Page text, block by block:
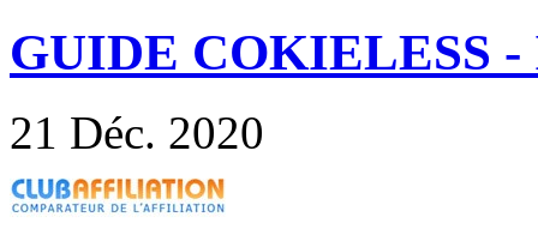
GUIDE COKIELESS -
21 Déc. 2020